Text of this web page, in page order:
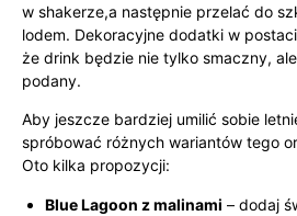
w shakerze,a następnie przelać do
lodem. Dekoracyjne dodatki w
że drink będzie nie tylko smaczny,
podany.
Aby jeszcze bardziej umilić sobie
spróbować różnych wariantów tego
Oto kilka propozycji:
Blue Lagoon z malinami – dodaj